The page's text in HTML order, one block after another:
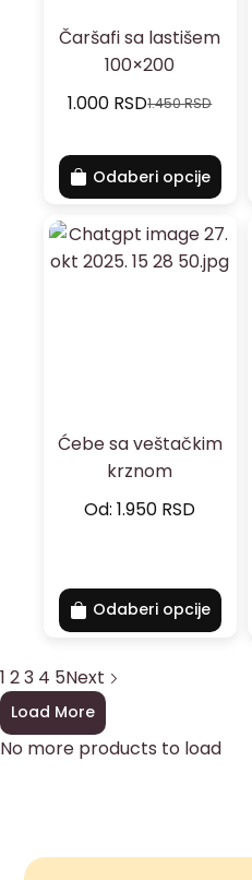
Čaršafi sa lastišem
100×200
1.450RSD
1.000 RSD
Odaberi opcije
Ćebe sa veštačkim
krznom
Od:1.950 RSD
Odaberi opcije
1 23 4 5Next
Load More
No more products to load